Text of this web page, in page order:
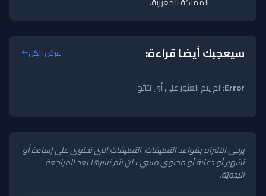
سيعجبك أيضا قراءة: عرض الكل
Error: لم يتم العثور على أي نتائج
يرجى الالتزام بقواعد التعليقات. التعليقات التي تحتوي على إساءة أو
تشهير أو دعاية أو محتوى مسيء لن يتم نشرها بعد المراجعة
اليدويّة.